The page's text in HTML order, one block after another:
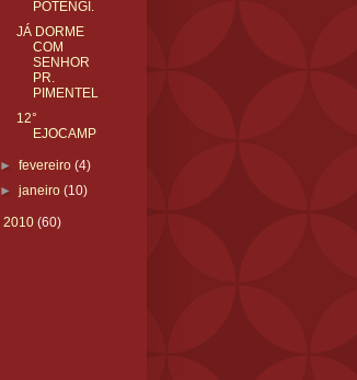
POTENGI.
JÁ DORME
COM
SENHOR
PR.
PIMENTEL
12°
EJOCAMP
►fevereiro(4)
►janeiro(10)
2010 (60)